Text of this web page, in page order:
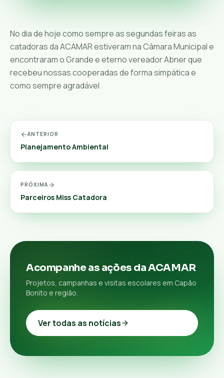
No dia de hoje como sempre as segundas feiras as
catadoras da ACAMAR estiveram na Câmara Municipal e
encontraram o Grande e eterno vereador Abner que
recebeu nossas cooperadas de forma simpática e
como sempre agradável
ANTERIOR
Planejamento Ambiental
PRÓXIMA
Parceiros Miss Catadora
Acompanhe as ações da ACAMAR
Projetos, campanhas e visitas escolares em Capão
Bonito e região.
Ver todas as notícias